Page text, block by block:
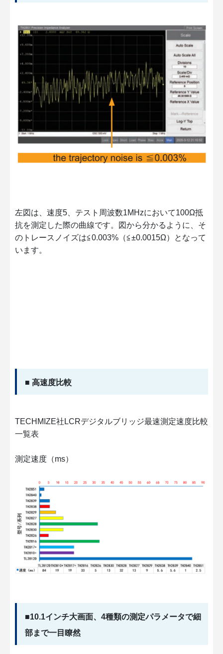
左図は、速度5、テスト周波数1MHzにおいて100Ω抵
抗を測定した際の曲線です。図から分かるように、そ
のトレースノイズは≦0.003%（≦±0.0015Ω）となって
います。
■ 高速度比較
TECHMIZE社LCRデジタルブリッジ最速測定速度比較
一覧表
測定速度（ms）
■10.1インチ大画面、4種類の測定パラメータで細
部まで一目瞭然